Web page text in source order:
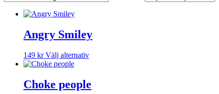
Angry Smiley
149 kr Välj alternativDen
flera
Choke people